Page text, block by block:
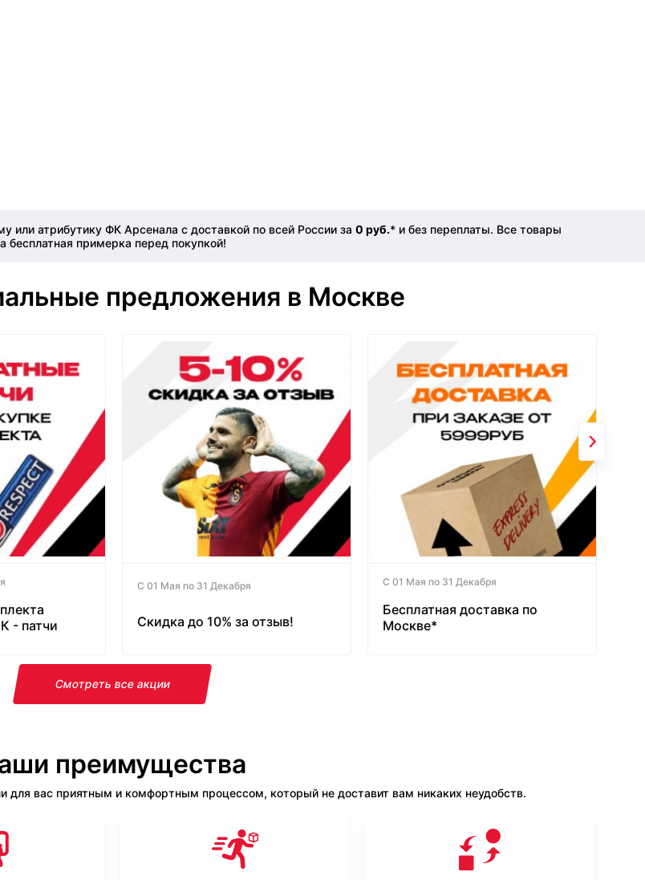
атрибутику ФК Арсенала с доставкой по всей России за 0 руб.* и без переплаты. Все товары
примерка перед покупкой!
предложения в Москве
- патчи
С 01 Мая по 31 Декабря
Скидка до 10% за отзыв!
С 01 Мая по 31 Декабря
Бесплатная доставка по
Москве*
Смотреть все акции
преимущества
для вас приятным и комфортным процессом, который не доставит вам никаких неудобств.